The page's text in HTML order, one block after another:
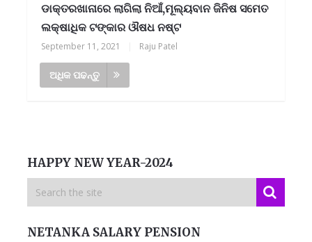
ଡାକ୍ତରଖାନାରେ ଲାଗିଲା ନିଆଁ,ମୂଲ୍ୟବାନ ଜିନିଷ ସମେତ
ଲକ୍ଷାଧିକ ଟଙ୍କାର ଔଷଧ ନଷ୍ଟ
September 11, 2021 Raju Patel
ଅଧିକ ପଢନ୍ତୁ
HAPPY NEW YEAR-2024
NETANKA SALARY PENSION